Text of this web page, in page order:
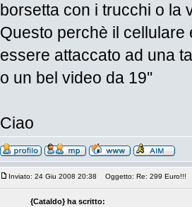
borsetta con i trucchi o la
Questo perchè il cellulare
essere attaccato ad una
o un bel video da 19''
Ciao
Inviato: 24 Giu 2008 20:38 Oggetto: Re: 299 Euro!!!
{Cataldo} ha scritto: